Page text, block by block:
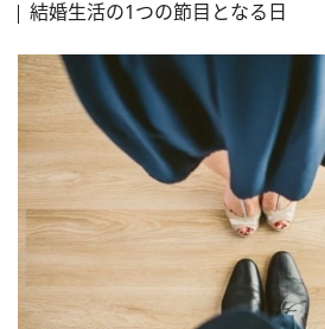
結婚生活の1つの節目となる日